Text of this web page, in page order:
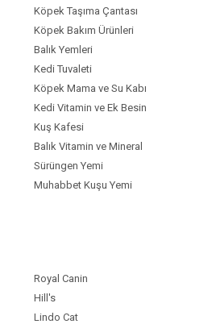
Köpek Taşıma Çantası
Köpek Bakım Ürünleri
Balık Yemleri
Kedi Tuvaleti
Köpek Mama ve Su Kabı
Kedi Vitamin ve Ek Besin
Kuş Kafesi
Balık Vitamin ve Mineral
Sürüngen Yemi
Muhabbet Kuşu Yemi
Royal Canin
Hill's
Lindo Cat